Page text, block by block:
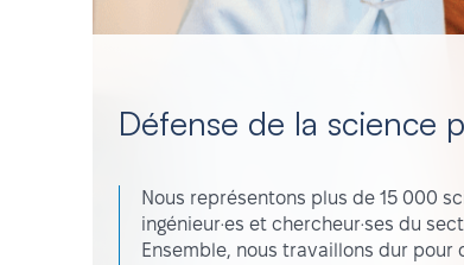
Défense de la science
Nous représentons plus de 15 000
ingénieur·es et chercheur·ses du
Ensemble, nous travaillons dur pour